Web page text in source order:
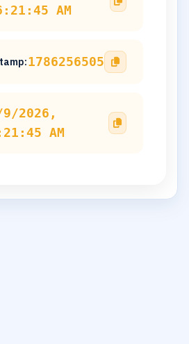
AM
1786256505
2026,
AM